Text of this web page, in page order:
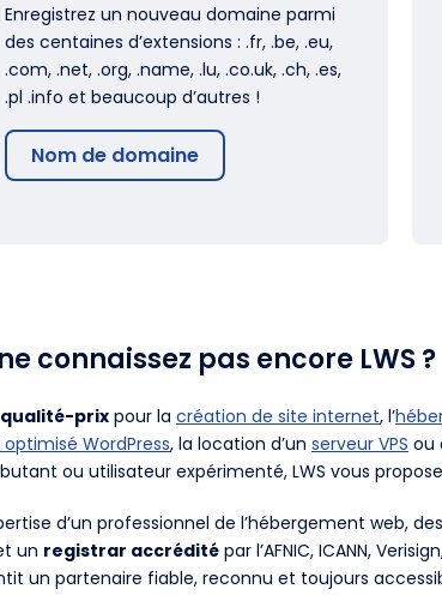
Enregistrez un nouveau domaine parmi
des centaines d’extensions : .fr, .be, .eu,
.com, .net, .org, .name, .lu, .co.uk, .ch, .es,
.pl .info et beaucoup d’autres !
Nom de domaine
connaissez pas encore LWS ?
qualité-prix pour la création de site internet, l’
WordPress, la location d’un serveur VPS ou
ou utilisateur expérimenté, LWS vous
d’un professionnel de l’hébergement web,
un registrar accrédité par l’AFNIC, ICANN,
un partenaire fiable, reconnu et toujours